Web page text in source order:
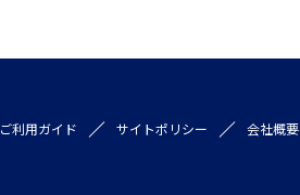
ご利用ガイド サイトポリシー 会社概要